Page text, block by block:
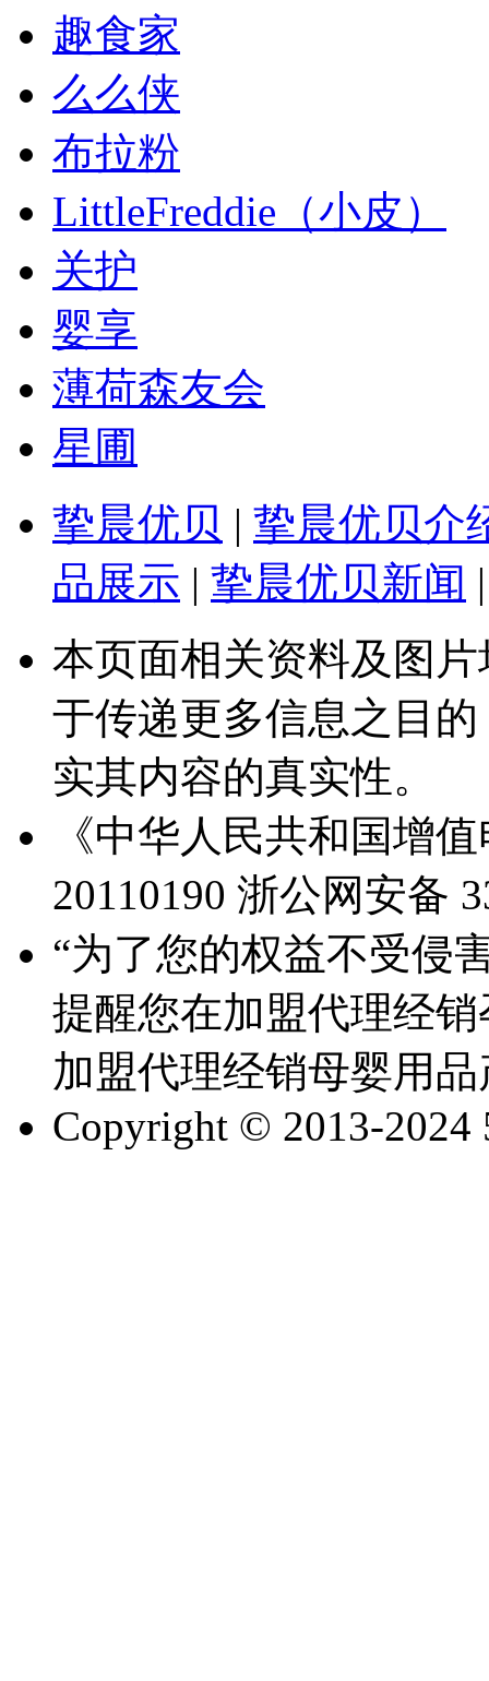
趣食家
么么侠
布拉粉
LittleFreddie（小皮）
关护
婴享
薄荷森友会
星圃
挚晨优贝 | 挚晨优贝介
品展示 | 挚晨优贝新闻 |
本页面相关资料及图
于传递更多信息之目
实其内容的真实性。
《中华人民共和国增
20110190 浙公网安备
“为了您的权益不受侵
提醒您在加盟代理经
加盟代理经销母婴用
Copyright © 2013-2024